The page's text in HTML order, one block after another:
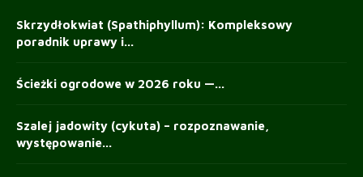
Skrzydłokwiat (Spathiphyllum): Kompleksowy
poradnik uprawy i...
Ścieżki ogrodowe w 2026 roku —...
Szalej jadowity (cykuta) – rozpoznawanie,
występowanie...